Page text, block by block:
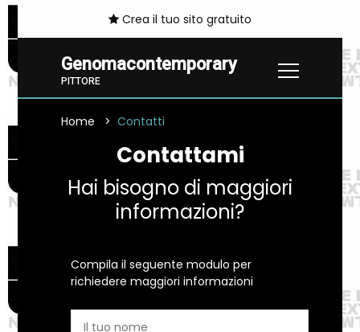
Crea il tuo sito gratuito
Genomacontemporary
PITTORE
Home Contatti
Contattami
Hai bisogno di maggiori
informazioni?
Compila il seguente modulo per
richiedere maggiori informazioni